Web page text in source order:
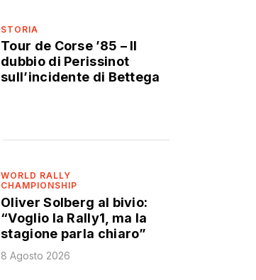
STORIA
Tour de Corse ’85 – Il
dubbio di Perissinot
sull’incidente di Bettega
WORLD RALLY
CHAMPIONSHIP
Oliver Solberg al bivio:
“Voglio la Rally1, ma la
stagione parla chiaro”
8 Agosto 2026